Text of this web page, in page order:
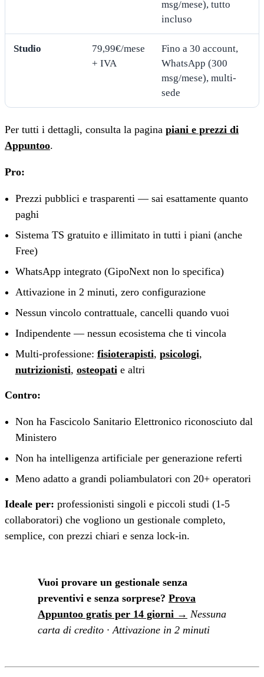
msg/mese), tutto
incluso
Studio
79,99€/mese
+ IVA
Fino a 30 account,
WhatsApp (300
msg/mese), multi-
sede
Per tutti i dettagli, consulta la pagina piani e prezzi di
Appuntoo.
Pro:
Prezzi pubblici e trasparenti — sai esattamente quanto
paghi
Sistema TS gratuito e illimitato in tutti i piani (anche
Free)
WhatsApp integrato (GipoNext non lo specifica)
Attivazione in 2 minuti, zero configurazione
Nessun vincolo contrattuale, cancelli quando vuoi
Indipendente — nessun ecosistema che ti vincola
Multi-professione: fisioterapisti, psicologi,
nutrizionisti, osteopati e altri
Contro:
Non ha Fascicolo Sanitario Elettronico riconosciuto dal
Ministero
Non ha intelligenza artificiale per generazione referti
Meno adatto a grandi poliambulatori con 20+ operatori
Ideale per: professionisti singoli e piccoli studi (1-5
collaboratori) che vogliono un gestionale completo,
semplice, con prezzi chiari e senza lock-in.
Vuoi provare un gestionale senza
preventivi e senza sorprese? Prova
Appuntoo gratis per 14 giorni → Nessuna
carta di credito · Attivazione in 2 minuti